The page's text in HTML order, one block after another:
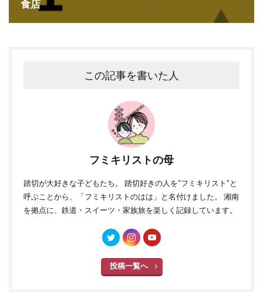
食店
この記事を書いた人
フミキリストの母
踏切が大好きな子どもたち。 踏切好きの人を“フミキリスト”と
呼ぶことから、「フミキリストのはは」と名付けました。 湘南
を拠点に、鉄道・スイーツ・家族旅を楽しく記録しています。
投稿一覧へ